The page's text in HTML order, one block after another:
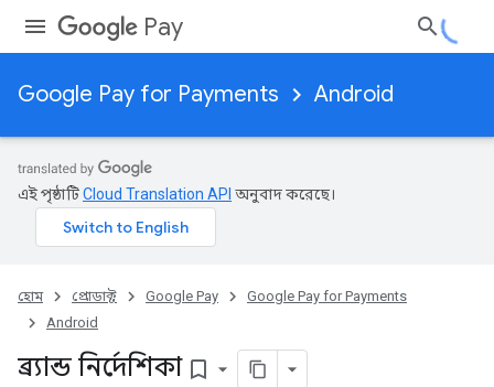
Pay
Google Pay for Payments Android
এই পৃষ্ঠাটিCloud Translation API অনুবাদ করেছে।
হোম প্রোডাক্ট Google Pay
Google Pay for Payments
Android
ব্র্যান্ড নির্দেশিকা bookmark_border